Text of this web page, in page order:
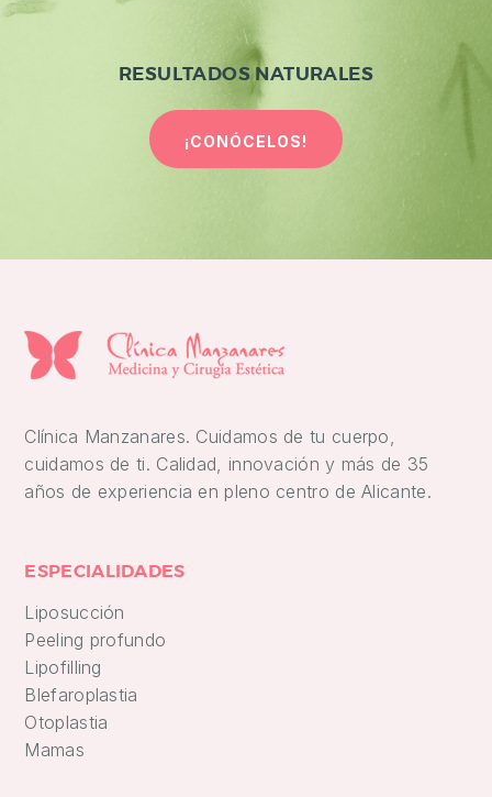
RESULTADOS NATURALES
¡CONÓCELOS!
Clínica Manzanares. Cuidamos de tu cuerpo,
cuidamos de ti. Calidad, innovación y más de 35
años de experiencia en pleno centro de Alicante.
ESPECIALIDADES
Liposucción
Peeling profundo
Lipofilling
Blefaroplastia
Otoplastia
Mamas